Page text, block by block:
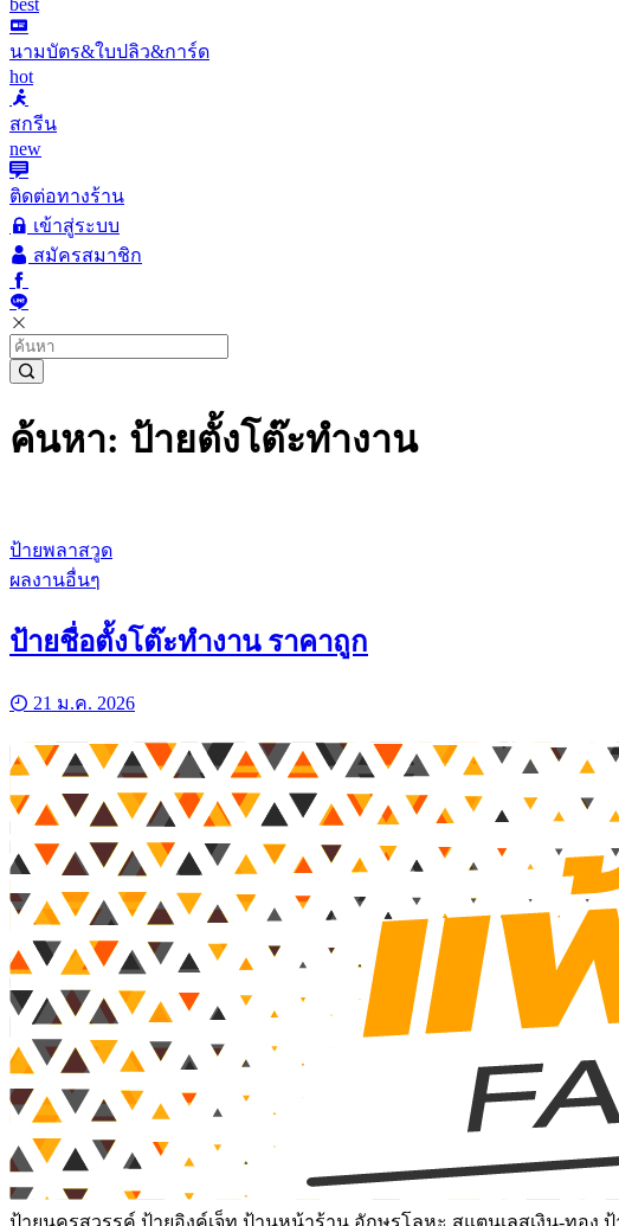
best
นามบัตร&ใบปลิว&การ์ด
hot
สกรีน
new
ติดต่อทางร้าน
เข้าสู่ระบบ
สมัครสมาชิก
ค้นหา: ป้ายตั้งโต๊ะทำงาน
ป้ายพลาสวูด
ผลงานอื่นๆ
ป้ายชื่อตั้งโต๊ะทำงาน ราคาถูก
21 ม.ค. 2026
ป้ายนครสวรรค์ ป้ายอิงค์เจ็ท ป้านหน้าร้าน อักษรโลหะ สแตนเลสเงิน-ทอง